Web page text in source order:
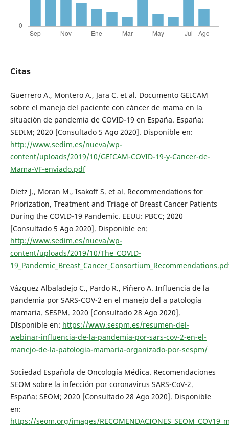
Citas
Guerrero A., Montero A., Jara C. et al. Documento GEICAM
sobre el manejo del paciente con cáncer de mama en la
situación de pandemia de COVID-19 en España. España:
SEDIM; 2020 [Consultado 5 Ago 2020]. Disponible en:
http://www.sedim.es/nueva/wp-
content/uploads/2019/10/GEICAM-COVID-19-y-Cancer-de-
Mama-VF-enviado.pdf
Dietz J., Moran M., Isakoff S. et al. Recommendations for
Priorization, Treatment and Triage of Breast Cancer Patients
During the COVID-19 Pandemic. EEUU: PBCC; 2020
[Consultado 5 Ago 2020]. Disponible en:
http://www.sedim.es/nueva/wp-
content/uploads/2019/10/The_COVID-
Vázquez Albaladejo C., Pardo R., Piñero A. Influencia de la
pandemia por SARS-COV-2 en el manejo del a patología
mamaria. SESPM. 2020 [Consultado 28 Ago 2020].
DIsponible en: https://www.sespm.es/resumen-del-
webinar-influencia-de-la-pandemia-por-sars-cov-2-en-el-
manejo-de-la-patologia-mamaria-organizado-por-sespm/
Sociedad Española de Oncología Médica. Recomendaciones
SEOM sobre la infección por coronavirus SARS-CoV-2.
España: SEOM; 2020 [Consultado 28 Ago 2020]. Disponible
en:
https://seom.org/images/